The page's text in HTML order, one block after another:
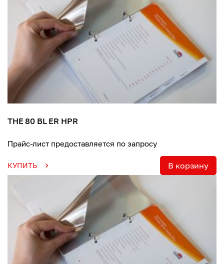
THE 80 BL ER HPR
Прайс-лист предоставляется по запросу
КУПИТЬ В корзину